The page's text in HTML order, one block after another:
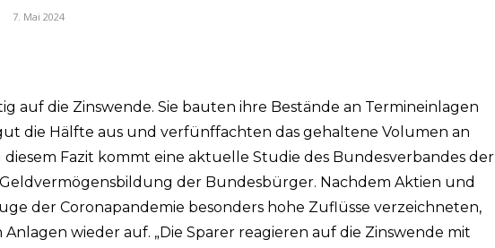
7. Mai 2024
auf die Zinswende. Sie bauten ihre Bestände an Termineinlagen
die Hälfte aus und verfünffachten das gehaltene Volumen an
Fazit kommt eine aktuelle Studie des Bundesverbandes der
der Bundesbürger. Nachdem Aktien und
der Coronapandemie besonders hohe Zuflüsse verzeichneten,
wieder auf. „Die Sparer reagieren auf die Zinswende mit